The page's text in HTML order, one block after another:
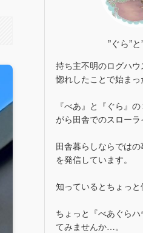
”ぐら”
持ち主不明のログハ
惚れしたことで始まっ
『べあ』と『ぐら』
がら田舎でのスローラ
田舎暮らしならでは
を発信しています。
知っているとちょっと
ちょっと『べあぐら
てみませんか…。